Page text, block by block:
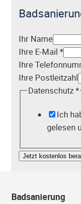
Ihr Name
Ihre E-Mail *
Ihre
Ihre Postleitzahl
Datenschutz*
Ich
gelesen
Jetzt kostenlos
Badsanierung